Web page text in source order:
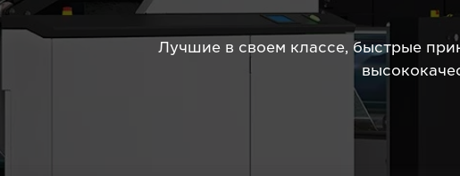
Лучшие в своем классе, быстрые